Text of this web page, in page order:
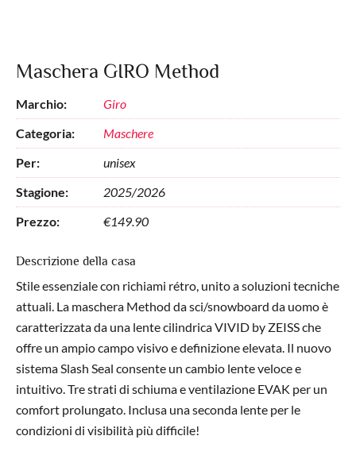
Maschera GIRO Method
Marchio:
Giro
Categoria:
Maschere
Per:
unisex
Stagione:
2025/2026
Prezzo:
€149.90
​Descrizione della casa
Stile essenziale con richiami rétro, unito a soluzioni tecniche
attuali. La maschera Method da sci/snowboard da uomo è
caratterizzata da una lente cilindrica VIVID by ZEISS che
offre un ampio campo visivo e definizione elevata. Il nuovo
sistema Slash Seal consente un cambio lente veloce e
intuitivo. Tre strati di schiuma e ventilazione EVAK per un
comfort prolungato. Inclusa una seconda lente per le
condizioni di visibilità più difficile!